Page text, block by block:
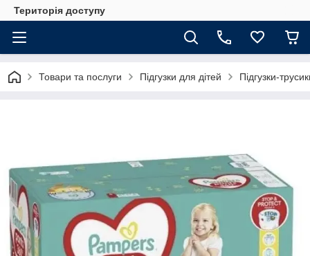
Територія доступу
Товари та послуги Підгузки для дітей Підгузки-